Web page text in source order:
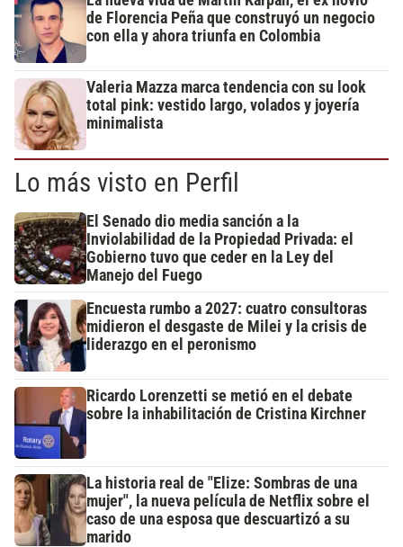
de Florencia Peña que construyó un negocio
con ella y ahora triunfa en Colombia
Valeria Mazza marca tendencia con su look
total pink: vestido largo, volados y joyería
minimalista
Lo más visto en Perfil
El Senado dio media sanción a la
Inviolabilidad de la Propiedad Privada: el
Gobierno tuvo que ceder en la Ley del
Manejo del Fuego
Encuesta rumbo a 2027: cuatro consultoras
midieron el desgaste de Milei y la crisis de
liderazgo en el peronismo
Ricardo Lorenzetti se metió en el debate
sobre la inhabilitación de Cristina Kirchner
La historia real de "Elize: Sombras de una
mujer", la nueva película de Netflix sobre el
caso de una esposa que descuartizó a su
marido